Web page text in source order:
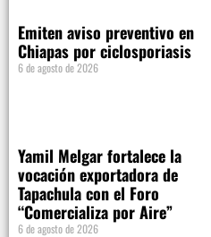
Emiten aviso preventivo en
Chiapas por ciclosporiasis
6 de agosto de 2026
Yamil Melgar fortalece la
vocación exportadora de
Tapachula con el Foro
“Comercializa por Aire”
6 de agosto de 2026